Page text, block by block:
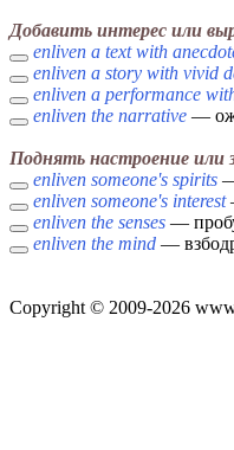
Добавить интерес или
enliven a text with
enliven a story with vivid
enliven a performance
enliven the narrative —
Поднять настроение или
enliven someone's spirits
enliven someone's interest
enliven the senses —
enliven the mind —
Copyright © 2009-2026